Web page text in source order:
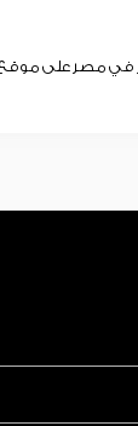
في مصر على